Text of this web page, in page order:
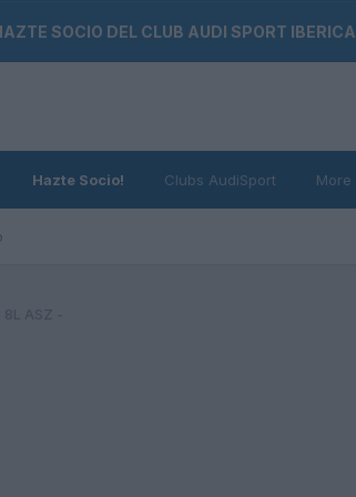
SOCIO DEL CLUB AUDI SPORT IBERICA
Hazte Socio! Clubs AudiSport More